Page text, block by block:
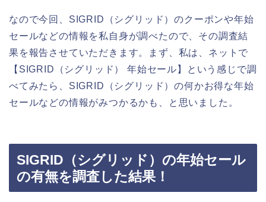
なので今回、SIGRID（シグリッド）のクーポンや年始
セールなどの情報を私自身が調べたので、その調査結
果を報告させていただきます。まず、私は、ネットで
【SIGRID（シグリッド） 年始セール】という感じで調
べてみたら、SIGRID（シグリッド）の何かお得な年始
セールなどの情報がみつかるかも、と思いました。
SIGRID（シグリッド）の年始セール
の有無を調査した結果！